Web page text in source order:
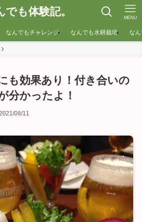
も体験記。 MENU
なんでもチャレンジ なんでも水耕栽培 な
も効果あり！付き合いの
分かったよ！
08/11